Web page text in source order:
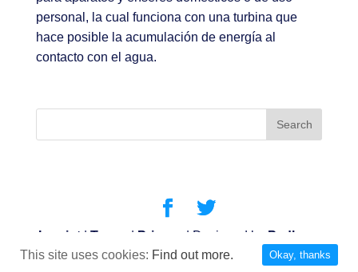
personal, la cual funciona con una turbina que
hace posible la acumulación de energía al
contacto con el agua.
Imprint | Terms | Privacy | Designed by Padberg
& Partners| Powered byClickmake
This site uses cookies: Find out more. Okay, thanks